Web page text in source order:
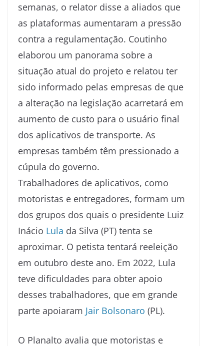
semanas, o relator disse a aliados que
as plataformas aumentaram a pressão
contra a regulamentação. Coutinho
elaborou um panorama sobre a
situação atual do projeto e relatou ter
sido informado pelas empresas de que
a alteração na legislação acarretará em
aumento de custo para o usuário final
dos aplicativos de transporte. As
empresas também têm pressionado a
cúpula do governo.
Trabalhadores de aplicativos, como
motoristas e entregadores, formam um
dos grupos dos quais o presidente Luiz
Inácio Lula da Silva (PT) tenta se
aproximar. O petista tentará reeleição
em outubro deste ano. Em 2022, Lula
teve dificuldades para obter apoio
desses trabalhadores, que em grande
parte apoiaram Jair Bolsonaro (PL).
O Planalto avalia que motoristas e